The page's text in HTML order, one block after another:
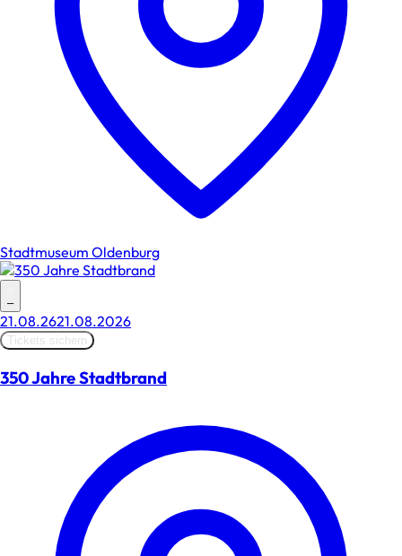
Stadtmuseum Oldenburg
–
21.08.2621.08.2026
Tickets sichern
350 Jahre Stadtbrand